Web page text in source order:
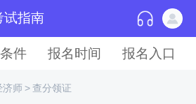
试指南
件 报名时间 报名入口
济师>查分领证